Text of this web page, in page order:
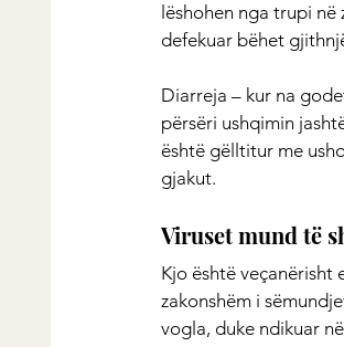
lëshohen nga trupi
defekuar bëhet
Diarreja – kur na
përsëri ushqimin
është gëlltitur me
gjakut.
Viruset mund të
Kjo është veçanërisht
zakonshëm i
vogla, duke ndikuar